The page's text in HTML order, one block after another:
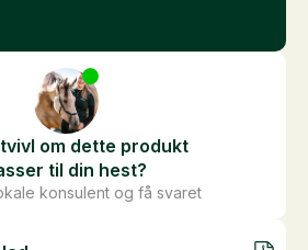
tvivl om dette produkt
til din hest?
konsulent og få svaret